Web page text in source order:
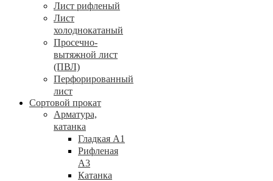
Лист рифленый
Лист
холоднокатаный
Просечно-
вытяжной лист
(ПВЛ)
Перфорированный
лист
Сортовой прокат
Арматура,
катанка
Гладкая А1
Рифленая
А3
Катанка